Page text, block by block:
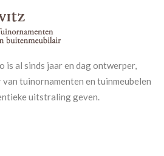
al sinds jaar en dag ontwerper,
tuinornamenten en tuinmeubelen
uitstraling geven.